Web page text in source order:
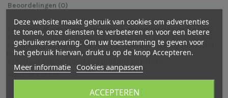
Beoordelingen (0)
Een plaat voor in de seizoenslamp voor echte feestvierders, of je nu jarig
bent of niet. De slingers hangen, er is muziek en de dieren zijn vrolijk aan
het dansen.De plaat is gemaakt van lichtdoorlatende kunststof
waar de afbeelding op is gedrukt waardoor de kleuren en
Maat: 19 x 19 cm
Deze website maakt gebruik van cookies om advertenties
te tonen, onze diensten te verbeteren en voor een betere
gebruikerservaring. Om uw toestemming te geven voor
het gebruik hiervan, drukt u op de knop Accepteren.
Meer informatie Cookies aanpassen
ACCEPTEREN